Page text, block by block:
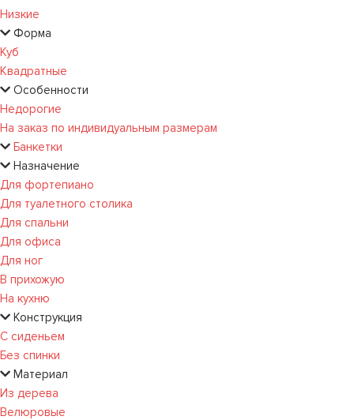
Низкие
Форма
Куб
Квадратные
Особенности
Недорогие
На заказ по индивидуальным размерам
Банкетки
Назначение
Для фортепиано
Для туалетного столика
Для спальни
Для офиса
Для ног
В прихожую
На кухню
Конструкция
С сиденьем
Без спинки
Материал
Из дерева
Велюровые